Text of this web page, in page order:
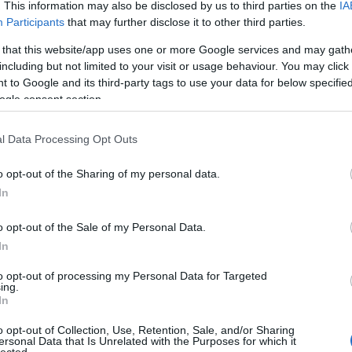
This information may also be disclosed by us to third parties on the
Participants that may further disclose it to other third parties.
that this website/app uses one or more Google services and may
but not limited to your visit or usage behaviour. You may
to Google and its third-party tags to use your data for below
consent section.
Data Processing Opt Outs
opt-out of the Sharing of my personal data.
opt-out of the Sale of my Personal Data.
opt-out of processing my Personal Data for Targeted
opt-out of Collection, Use, Retention, Sale, and/or Sharing
Data that Is Unrelated with the Purposes for which it
@Gefraiter: Köszönjük és reméljük, hogy a jövőben állandó olvasóink között
Válasz
Kiß B. 2010.08.27. 11:55:19
munkája nem ismeretlen előttem, így biztos vagyok benne, hogy rendkívül tartalmas
lehet esetleg többet tudni?
@-kraci-: Köszönjük a megelőlegezett bizalmat! A legfontosabb velünk kapcsolatos
Válasz
cikkek olvashatóak, nagyon izgalmas témákban! Gratulálok hozzá minden alkotónak,
szerkesztőnek és cikk írónak! Szerintem sokak nevében vagyok büszke, mikor ilyen